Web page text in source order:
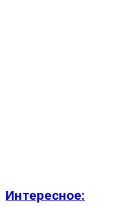
Интересное: